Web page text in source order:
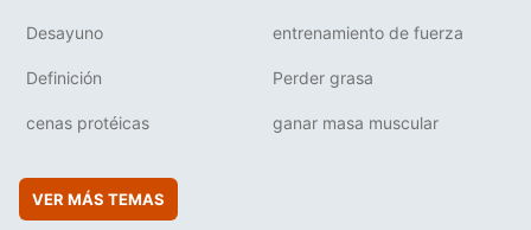
Desayuno entrenamiento de fuerza
Definición Perder grasa
cenas protéicas ganar masa muscular
VER MÁS TEMAS